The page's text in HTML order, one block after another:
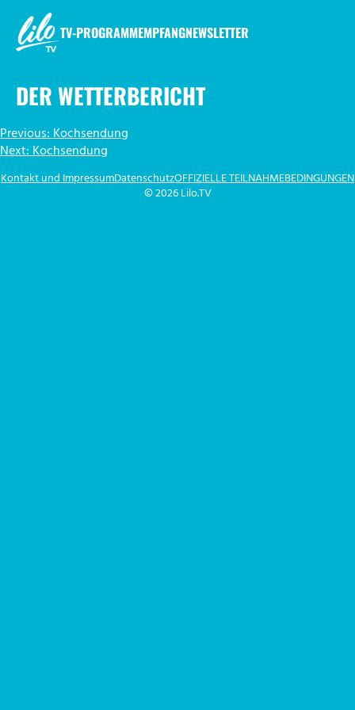
Inhalt
springen
TV-PROGRAMMEMPFANGNEWSLETTER
DER WETTERBERICHT
BEITRAGSNAVIGATION
Previous:Kochsendung
Next:Kochsendung
© 2026 Lilo.TV
Kontakt und ImpressumDatenschutzOFFIZIELLE TEILNAHMEBEDINGUNGEN